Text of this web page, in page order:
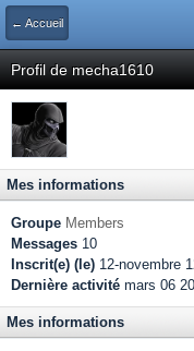
← Accueil
Profil de mecha1610
Mes informations
Groupe Members
Messages 10
Inscrit(e) (le) 12-novembre
Dernière activité mars 06
Mes informations